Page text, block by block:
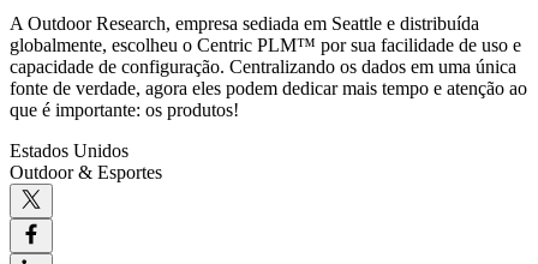
A Outdoor Research, empresa sediada em Seattle e distribuída
globalmente, escolheu o Centric PLM™ por sua facilidade de uso e
capacidade de configuração. Centralizando os dados em uma única
fonte de verdade, agora eles podem dedicar mais tempo e atenção ao
que é importante: os produtos!
Estados Unidos
Outdoor & Esportes